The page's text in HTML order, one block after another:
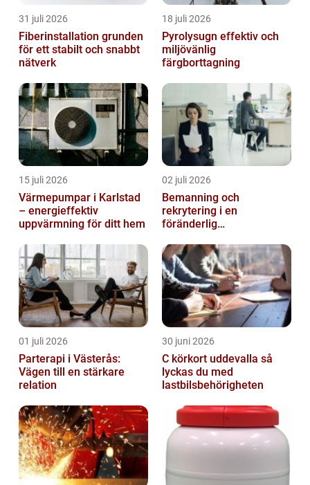
31 juli 2026
Fiberinstallation grunden
för ett stabilt och snabbt
nätverk
18 juli 2026
Pyrolysugn effektiv och
miljövänlig
färgborttagning
15 juli 2026
Värmepumpar i Karlstad
– energieffektiv
uppvärmning för ditt hem
02 juli 2026
Bemanning och
rekrytering i en
föränderlig
01 juli 2026
Parterapi i Västerås:
Vägen till en stärkare
relation
30 juni 2026
C körkort uddevalla så
lyckas du med
lastbilsbehörigheten